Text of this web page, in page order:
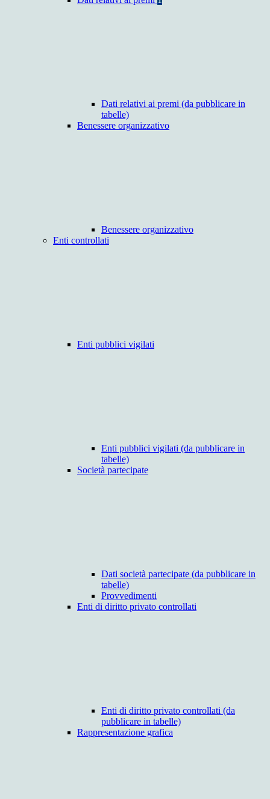
Dati relativi ai premi (da pubblicare in
tabelle)
Benessere organizzativo
Benessere organizzativo
Enti controllati
Enti pubblici vigilati
Enti pubblici vigilati (da pubblicare in
tabelle)
Società partecipate
Dati società partecipate (da pubblicare in
tabelle)
Provvedimenti
Enti di diritto privato controllati
Enti di diritto privato controllati (da
pubblicare in tabelle)
Rappresentazione grafica